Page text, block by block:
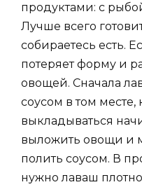
продуктами: с
Лучше всего
собираетесь есть.
потеряет форму и
овощей. Сначала
соусом в том месте,
выкладываться
выложить овощи и
полить соусом. В
нужно лаваш